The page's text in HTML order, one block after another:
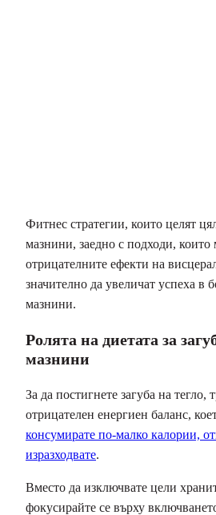
Фитнес стратегии, които целят
мазнини, заедно с подходи,
отрицателните ефекти на
значително да увеличат успеха в
мазнини.
Ролята на диетата за
мазнини
За да постигнете загуба на тегло,
отрицателен енергиен баланс,
консумирате по-малко калории,
изразходвате.
Вместо да изключвате цели
фокусирайте се върху